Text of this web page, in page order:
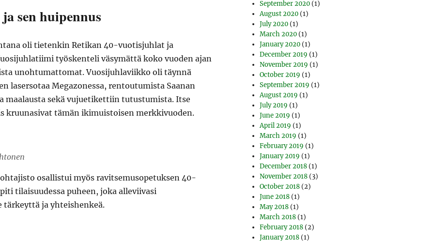
sen huipennus
oli tietenkin Retikan 40-vuotisjuhlat ja
työskenteli väsymättä koko vuoden ajan
unohtumattomat. Vuosijuhlaviikko oli täynnä
lasersotaa Megazonessa, rentoutumista Saanan
maalausta sekä vujuetikettiin tutustumista. Itse
kruunasivat tämän ikimuistoisen merkkivuoden.
osallistui myös ravitsemusopetuksen 40-
tilaisuudessa puheen, joka alleviivasi
tärkeyttä ja yhteishenkeä.
September 2020 (1)
August 2020 (1)
July 2020 (1)
March 2020 (1)
January 2020 (1)
December 2019 (1)
November 2019 (1)
October 2019 (1)
September 2019 (1)
August 2019 (1)
July 2019 (1)
June 2019 (1)
April 2019 (1)
March 2019 (1)
February 2019 (1)
January 2019 (1)
December 2018 (1)
November 2018 (3)
October 2018 (2)
June 2018 (1)
May 2018 (1)
March 2018 (1)
February 2018 (2)
January 2018 (1)